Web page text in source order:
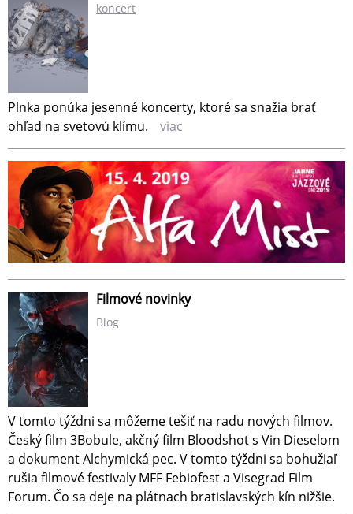
koncert
Plnka ponúka jesenné koncerty, ktoré sa snažia brať
ohľad na svetovú klímu.
viac
Filmové novinky
Blog
V tomto týždni sa môžeme tešiť na radu nových filmov.
Český film 3Bobule, akčný film Bloodshot s Vin Dieselom
a dokument Alchymická pec. V tomto týždni sa bohužiaľ
rušia filmové festivaly MFF Febiofest a Visegrad Film
Forum. Čo sa deje na plátnach bratislavských kín nižšie.